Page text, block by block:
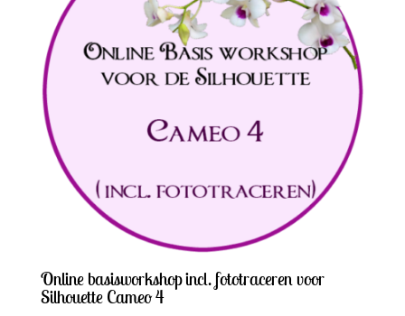
Online basisworkshop incl. fototraceren voor
Silhouette Cameo 4